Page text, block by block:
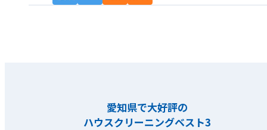
愛知県で大好評の
ハウスクリーニングベスト3